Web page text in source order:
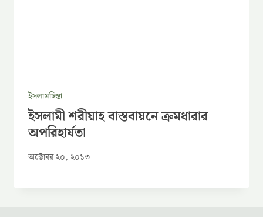
ইসলামচিন্তা
ইসলামী শরীয়াহ বাস্তবায়নে ক্রমধারার
অপরিহার্যতা
অক্টোবর ২০, ২০১৩